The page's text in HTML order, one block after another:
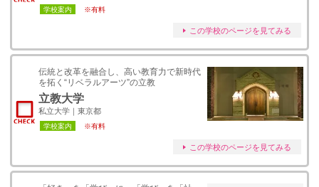
学校案内 ※有料
この学校のページを見てみる
伝統と改革を融合し、高い教育力で新時代
を拓く“リベラルアーツ”の立教
立教大学
私立大学｜東京都
学校案内 ※有料
この学校のページを見てみる